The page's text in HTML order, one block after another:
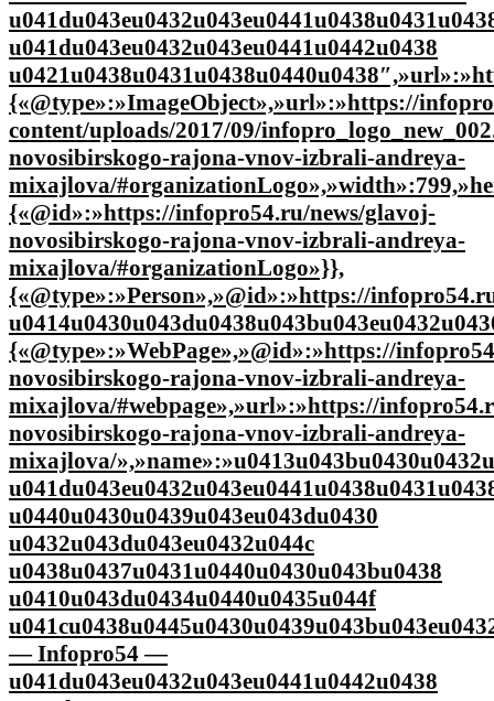
u041du043eu0432u043eu0441u0442u0438
{«@type»:»ImageObject»,»url»:»https://
content/uploads/2017/09/
novosibirskogo-rajona-vnov-izbrali-andreya-
mixajlova/
{«@id»:»https://infopro54.ru/news/glavoj-
novosibirskogo-rajona-vnov-izbrali-andreya-
mixajlova/#organizationLogo»}},
{«@type»:»Person»,»@id»:»https://
{«@type»:»WebPage»,»@id»:»https://
novosibirskogo-rajona-vnov-izbrali-andreya-
mixajlova/#webpage»,»url»:»https://
novosibirskogo-rajona-vnov-izbrali-andreya-
mixajlova/
u0440u0430u0439u043eu043du0430
u0432u043du043eu0432u044c
u0438u0437u0431u0440u0430u043bu0438
u0410u043du0434u0440u0435u044f
— Infopro54 —
u041du043eu0432u043eu0441u0442u0438